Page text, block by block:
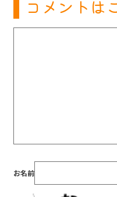
コメントは
お名前